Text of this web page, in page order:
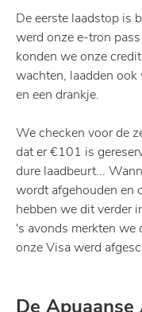
De eerste laadstop is
werd onze e-tron
konden we onze
wachten, laadden
en een drankje.
We checken voor de
dat er €101 is
dure laadbeurt...
wordt afgehouden en
hebben we dit verder
's avonds merkten we
onze Visa werd
De